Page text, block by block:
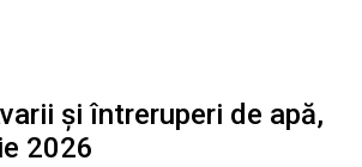
și întreruperi de apă,
2026